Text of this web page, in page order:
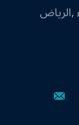
,الرياض